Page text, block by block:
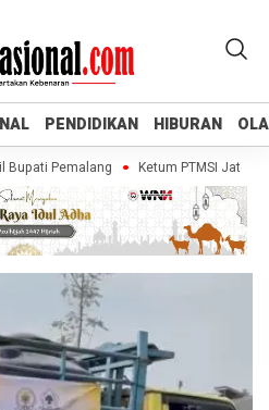
PENDIDIKAN HIBURAN
PENDIDIKAN HIBURAN
Pemalang Ketum PTMSI Jateng